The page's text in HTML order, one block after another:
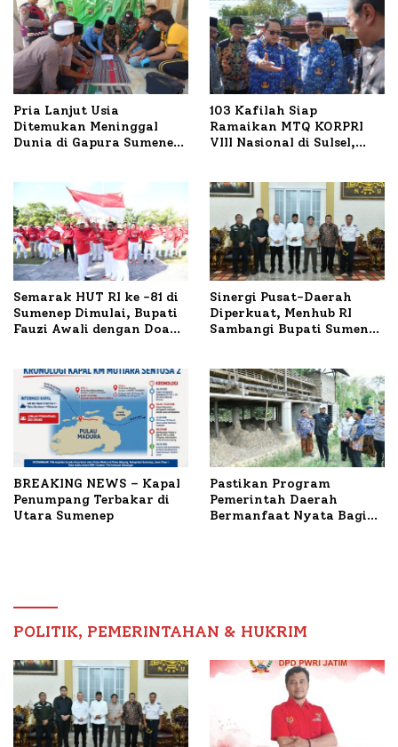
Pria Lanjut Usia
Ditemukan Meninggal
Dunia di Gapura Sumenep,
103 Kafilah Siap
Ramaikan MTQ KORPRI
VIII Nasional di Sulsel,
Semarak HUT RI ke -81 di
Sumenep Dimulai, Bupati
Fauzi Awali dengan Doa
Sinergi Pusat-Daerah
Diperkuat, Menhub RI
Sambangi Bupati Sumenep
BREAKING NEWS – Kapal
Penumpang Terbakar di
Utara Sumenep
Pastikan Program
Pemerintah Daerah
Bermanfaat Nyata Bagi
POLITIK, PEMERINTAHAN & HUKRIM